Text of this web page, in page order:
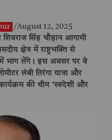
/August 12, 2025
शिवराज सिंह चौहान आगामी
क्षेत्र में राष्ट्रभक्ति से
में भाग लेंगे। इस अवसर पर वे
लंबी तिरंगा यात्रा और
की थीम ‘स्वदेशी और